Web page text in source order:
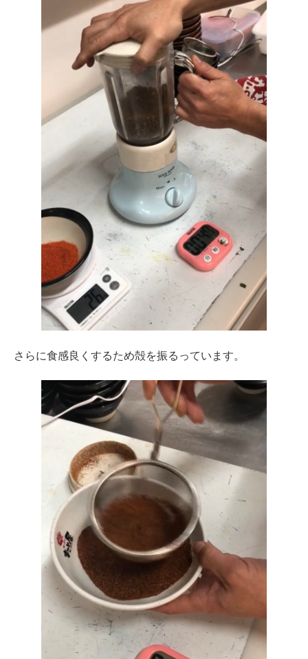
さらに食感良くするため殻を振るっています。